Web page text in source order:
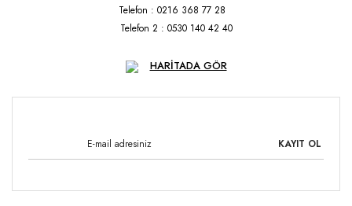
Telefon : 0216 368 77 28
Telefon 2 : 0530 140 42 40
HARİTADA GÖR
KAYIT OL